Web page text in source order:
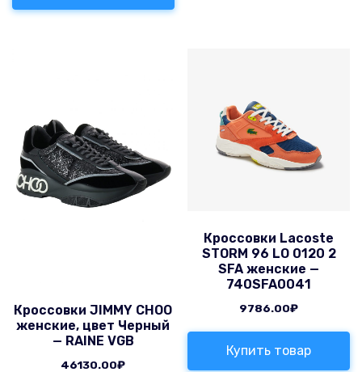
Кроссовки JIMMY CHOO
женские, цвет Черный
— RAINE VGB
46130.00₽
Кроссовки Lacoste
STORM 96 LO 0120 2
SFA женские —
740SFA0041
9786.00₽
Купить товар